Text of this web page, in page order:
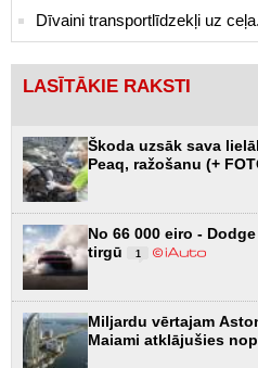
Dīvaini transportlīdzekļi uz ceļa.
LASĪTĀKIE RAKSTI
Škoda uzsāk sava
Peaq, ražošanu (+
No 66 000 eiro -
tirgū
1
Miljardu vērtajam
Maiami atklājušies